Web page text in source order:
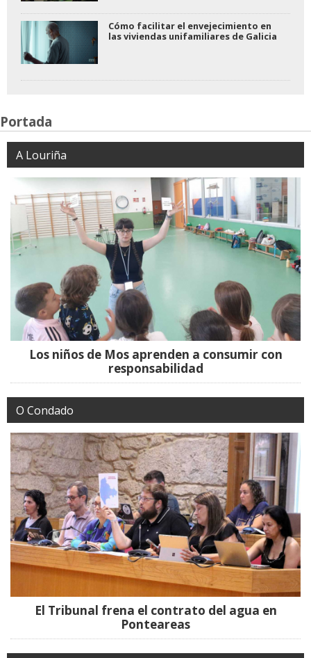
Cómo facilitar el envejecimiento en
las viviendas unifamiliares de Galicia
Portada
A Louriña
Los niños de Mos aprenden a consumir con
responsabilidad
O Condado
El Tribunal frena el contrato del agua en
Ponteareas